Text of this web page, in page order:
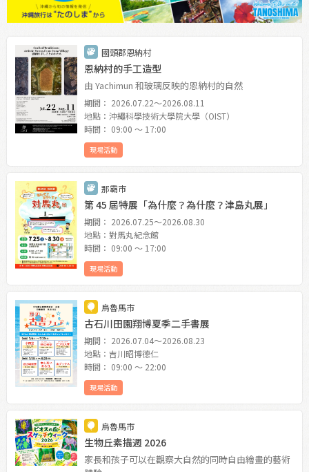
國頭郡恩納村
恩納村的手工造型
由 Yachimun 和玻璃反映的恩納村的自然
期間： 2026.07.22〜2026.08.11
地點：沖繩科學技術大學院大學（OIST）
時間： 09:00 〜 17:00
現場活動
那霸市
第 45 屆特展「為什麼？為什麼？津島丸展」
期間： 2026.07.25〜2026.08.30
地點：對馬丸紀念館
時間： 09:00 〜 17:00
現場活動
烏魯馬市
古石川田園翔博夏季二手書展
期間： 2026.07.04〜2026.08.23
地點：吉川昭博德仁
時間： 09:00 〜 22:00
現場活動
烏魯馬市
生物丘素描週 2026
家長和孩子可以在觀察大自然的同時自由繪畫的藝術